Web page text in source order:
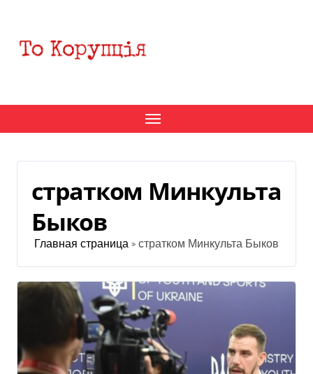
содержанию
стратком Минкульта
Быков
Главная страница » стратком Минкульта Быков